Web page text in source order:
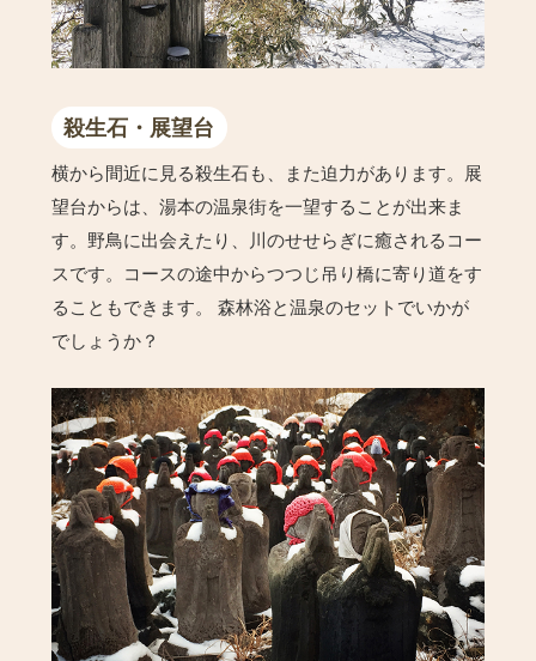
殺生石・展望台
横から間近に見る殺生石も、また迫力があります。展
望台からは、湯本の温泉街を一望することが出来ま
す。野鳥に出会えたり、川のせせらぎに癒されるコー
スです。コースの途中からつつじ吊り橋に寄り道をす
ることもできます。 森林浴と温泉のセットでいかが
でしょうか？